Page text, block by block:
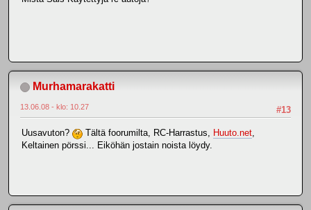
Murhamarakatti
#13
13.06.08 - klo: 10.27
Uusavuton? Tältä foorumilta, RC-Harrastus, Huuto.net,
Keltainen pörssi... Eiköhän jostain noista löydy.